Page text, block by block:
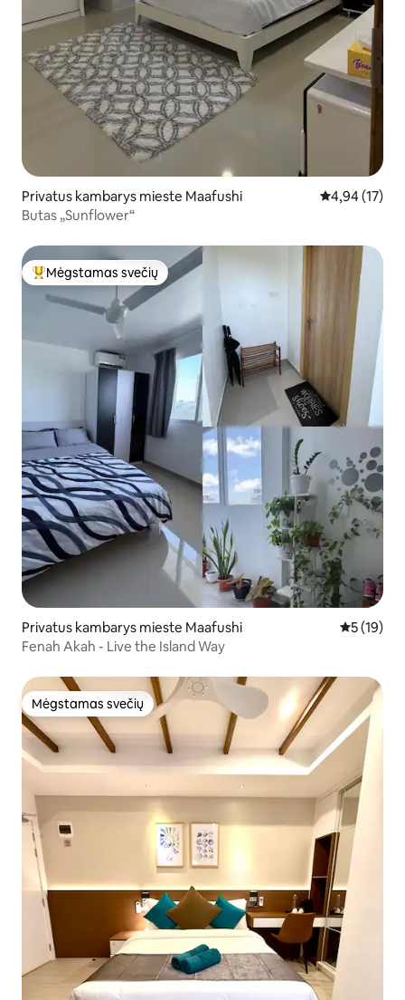
Privatus kambarys mieste Maafushi Vidutinis
4,94 (17)
Butas „Sunflower“
Svečių mėgstamiausias
Mėgstamas svečių
Privatus kambarys mieste Maafushi Vidutinis
5 (19)
Fenah Akah - Live the Island Way
Mėgstamas svečių
Mėgstamas svečių